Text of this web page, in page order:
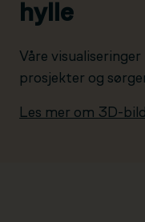
hylle
Våre
prosjekter og
Les mer om 3D-